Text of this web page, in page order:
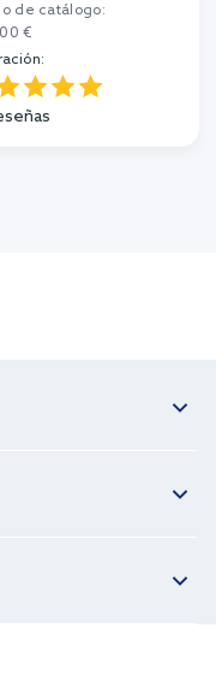
de catálogo:
€